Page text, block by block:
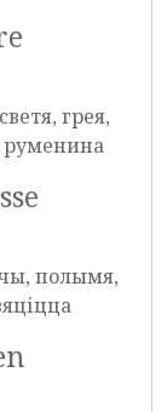
грея,
руменина
полымя,